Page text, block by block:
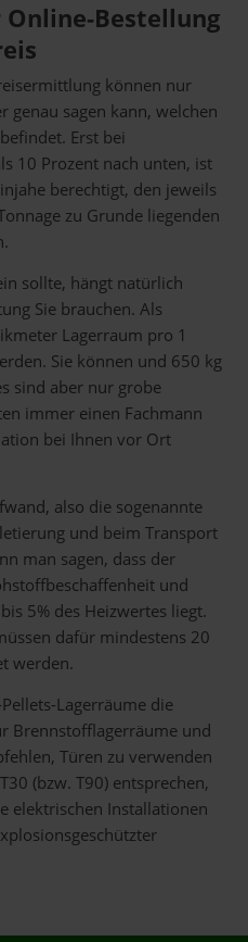
Bestellung
können nur
genau sagen kann, welchen
Erst bei
10 Prozent nach unten, ist
berechtigt, den jeweils
zu Grunde liegenden
sollte, hängt natürlich
Sie brauchen. Als
Lagerraum pro 1
Sie können und 650 kg
sind aber nur grobe
immer einen Fachmann
bei Ihnen vor Ort
also die sogenannte
und beim Transport
man sagen, dass der
und
5% des Heizwertes liegt.
dafür mindestens 20
werden.
Lagerräume die
Brennstofflagerräume und
Türen zu verwenden
(bzw. T90) entsprechen,
elektrischen Installationen